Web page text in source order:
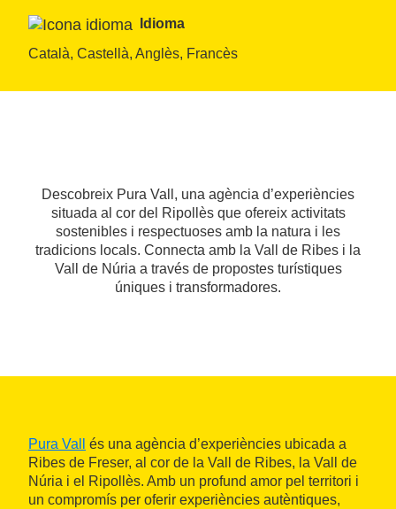
Idioma
Català, Castellà, Anglès, Francès
Descobreix Pura Vall, una agència d’experiències
situada al cor del Ripollès que ofereix activitats
sostenibles i respectuoses amb la natura i les
tradicions locals. Connecta amb la Vall de Ribes i la
Vall de Núria a través de propostes turístiques
úniques i transformadores.
Pura Vall
és una agència d’experiències ubicada a
Ribes de Freser, al cor de la Vall de Ribes, la Vall de
Núria i el Ripollès. Amb un profund amor pel territori i
un compromís per oferir experiències autèntiques,